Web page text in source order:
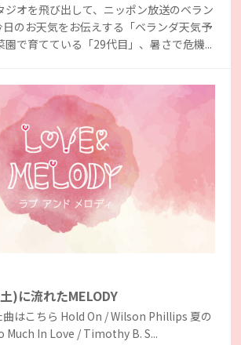
ジオを飛び出して、ニッポン放送のベラン
のお天気をお伝えする「ベランダ天気予
園で育てている「29代目」、暑さで危機...
)に流れたMELODY
曲はこちら Hold On / Wilson Phillips 夏の
Much In Love / Timothy B. S...